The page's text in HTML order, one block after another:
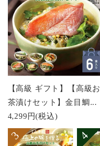
【高級 ギフト】【高級お
茶漬けセット】金目鯛...
4,299円(税込)